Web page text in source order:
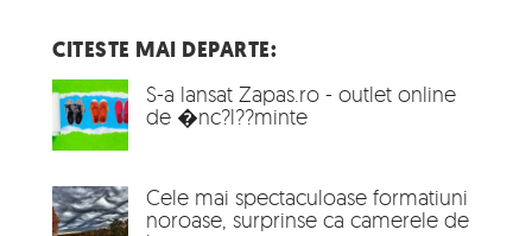
CITESTE MAI DEPARTE:
S-a lansat Zapas.ro - outlet online
de �nc?l??minte
Cele mai spectaculoase formatiuni
noroase, surprinse ca camerele de